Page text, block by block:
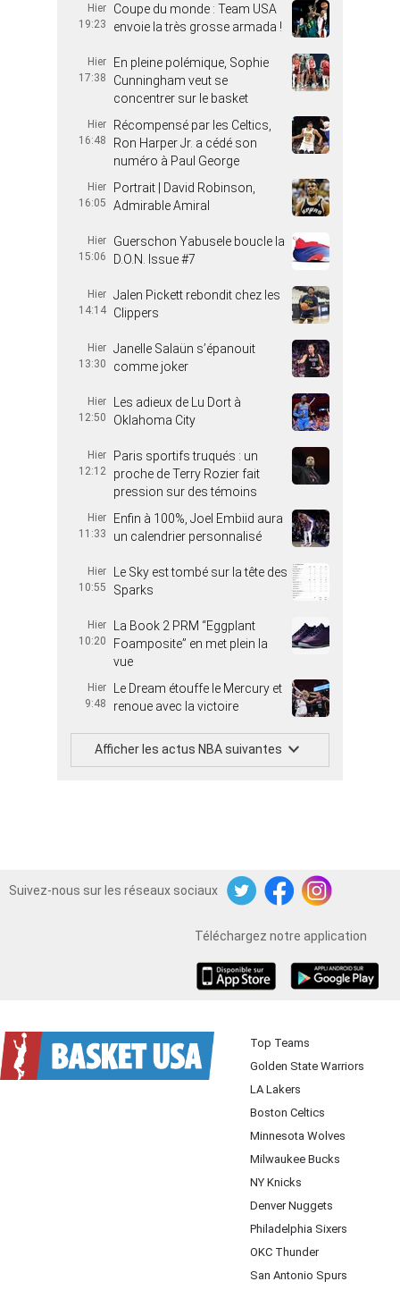
Hier
19:23
Coupe du monde : Team USA
envoie la très grosse armada !
Hier
17:38
En pleine polémique, Sophie
Cunningham veut se
concentrer sur le basket
Hier
16:48
Récompensé par les Celtics,
Ron Harper Jr. a cédé son
numéro à Paul George
Hier
16:05
Portrait | David Robinson,
Admirable Amiral
Hier
15:06
Guerschon Yabusele boucle la
D.O.N. Issue #7
Hier
14:14
Jalen Pickett rebondit chez les
Clippers
Hier
13:30
Janelle Salaün s’épanouit
comme joker
Hier
12:50
Les adieux de Lu Dort à
Oklahoma City
Hier
12:12
Paris sportifs truqués : un
proche de Terry Rozier fait
pression sur des témoins
Hier
11:33
Enfin à 100%, Joel Embiid aura
un calendrier personnalisé
Hier
10:55
Le Sky est tombé sur la tête des
Sparks
Hier
10:20
La Book 2 PRM “Eggplant
Foamposite” en met plein la
vue
Hier
9:48
Le Dream étouffe le Mercury et
renoue avec la victoire
Afficher les actus NBA suivantes
Suivez-nous sur les réseaux sociaux
TwitterFacebookInstagram
Téléchargez notre application
Top Teams
Golden State Warriors
LA Lakers
Boston Celtics
Minnesota Wolves
Milwaukee Bucks
NY Knicks
Denver Nuggets
Philadelphia Sixers
OKC Thunder
San Antonio Spurs